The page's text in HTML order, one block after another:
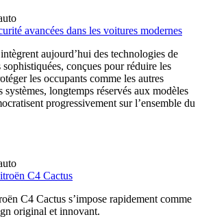
avancées dans les voitures modernes
aujourd’hui des technologies de
conçues pour réduire les
les occupants comme les autres
systèmes, longtemps réservés aux modèles
progressivement sur l’ensemble du
C4 Cactus
C4 Cactus s’impose rapidement comme
original et innovant.